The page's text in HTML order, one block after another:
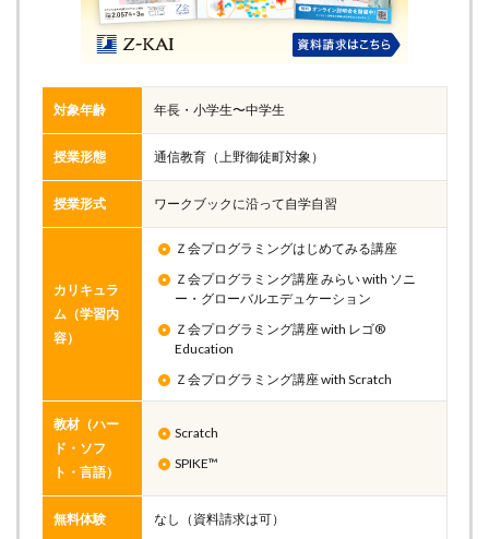
対象年齢 年長・小学生〜中学生
授業形態 通信教育（上野御徒町対象）
授業形式 ワークブックに沿って自学自習
カリキュラ
ム（学習内
容）
Ｚ会プログラミングはじめてみる講座
Ｚ会プログラミング講座 みらい with ソニ
ー・グローバルエデュケーション
Ｚ会プログラミング講座 with レゴ®
Education
Ｚ会プログラミング講座 with Scratch
教材（ハー
ド・ソフ
ト・言語）
Scratch
SPIKE™
無料体験 なし（資料請求は可）